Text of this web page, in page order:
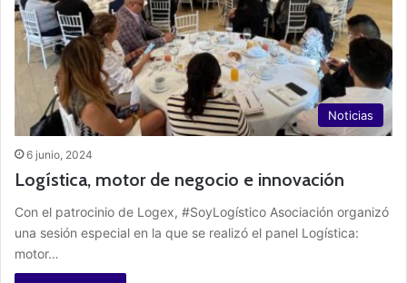
Noticias
6 junio, 2024
Logística, motor de negocio e innovación
Con el patrocinio de Logex, #SoyLogístico Asociación organizó
una sesión especial en la que se realizó el panel Logística:
motor…